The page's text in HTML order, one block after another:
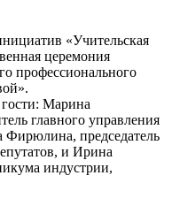
«Учительская
церемония
профессионального
Марина
главного управления
Фирюлина, председатель
и Ирина
индустрии,